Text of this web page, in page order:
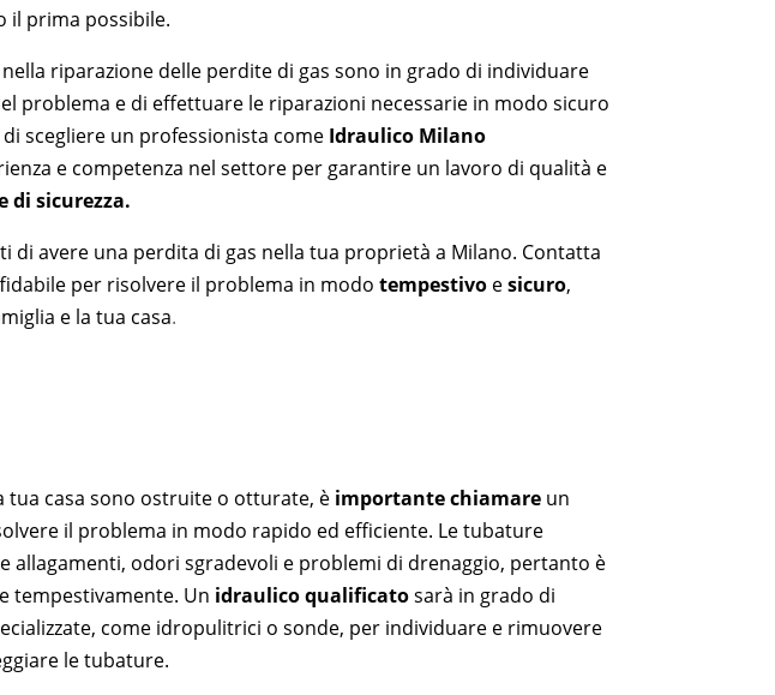
il prima possibile.
riparazione delle perdite di gas sono in grado di individuare
problema e di effettuare le riparazioni necessarie in modo sicuro
scegliere un professionista come Idraulico Milano
e competenza nel settore per garantire un lavoro di qualità e
sicurezza.
di avere una perdita di gas nella tua proprietà a Milano. Contatta
per risolvere il problema in modo tempestivo esicuro,
e la tua casa.
tua casa sono ostruite o otturate, è importante chiamare un
il problema in modo rapido ed efficiente. Le tubature
allagamenti, odori sgradevoli e problemi di drenaggio, pertanto è
tempestivamente. Un idraulico qualificatosarà in grado di
come idropulitrici o sonde, per individuare e rimuovere
le tubature.